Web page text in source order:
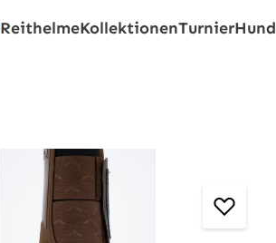
ReithelmeKollektionenTurnierHund